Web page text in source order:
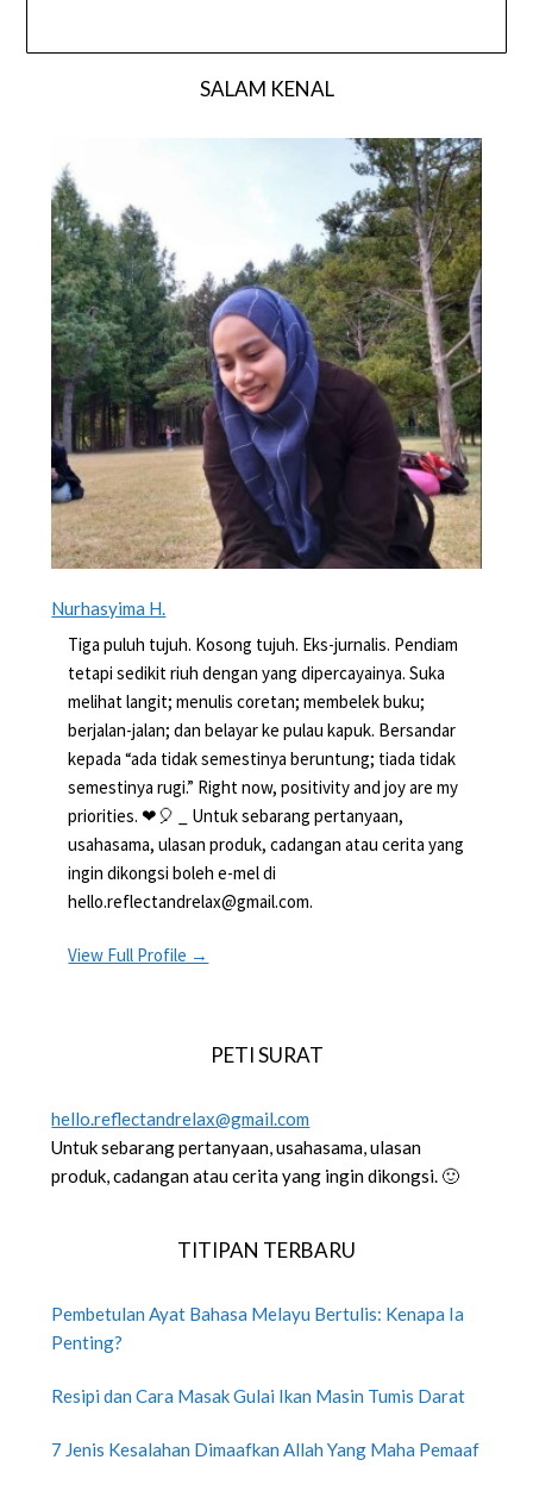
SALAM KENAL
Nurhasyima H.
Tiga puluh tujuh. Kosong tujuh. Eks-jurnalis. Pendiam
tetapi sedikit riuh dengan yang dipercayainya. Suka
melihat langit; menulis coretan; membelek buku;
berjalan-jalan; dan belayar ke pulau kapuk. Bersandar
kepada “ada tidak semestinya beruntung; tiada tidak
semestinya rugi.” Right now, positivity and joy are my
priorities. ❤🎈 _ Untuk sebarang pertanyaan,
usahasama, ulasan produk, cadangan atau cerita yang
ingin dikongsi boleh e-mel di
hello.reflectandrelax@gmail.com.
View Full Profile →
PETI SURAT
hello.reflectandrelax@gmail.com
Untuk sebarang pertanyaan, usahasama, ulasan
produk, cadangan atau cerita yang ingin dikongsi. 🙂
TITIPAN TERBARU
Pembetulan Ayat Bahasa Melayu Bertulis: Kenapa Ia
Penting?
Resipi dan Cara Masak Gulai Ikan Masin Tumis Darat
7 Jenis Kesalahan Dimaafkan Allah Yang Maha Pemaaf